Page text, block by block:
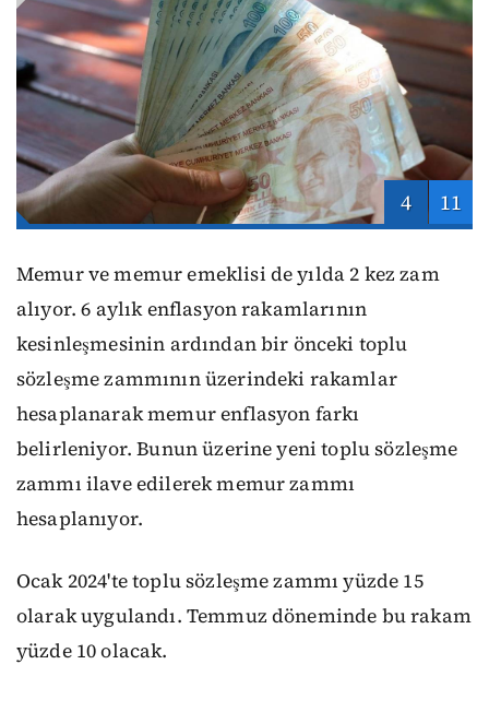
4 11
Memur ve memur emeklisi de yılda 2 kez zam
alıyor. 6 aylık enflasyon rakamlarının
kesinleşmesinin ardından bir önceki toplu
sözleşme zammının üzerindeki rakamlar
hesaplanarak memur enflasyon farkı
belirleniyor. Bunun üzerine yeni toplu sözleşme
zammı ilave edilerek memur zammı
hesaplanıyor.
Ocak 2024'te toplu sözleşme zammı yüzde 15
olarak uygulandı. Temmuz döneminde bu rakam
yüzde 10 olacak.